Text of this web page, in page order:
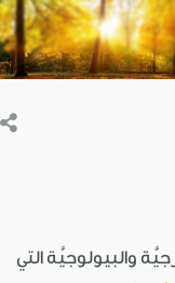
والبيولوجيَّة التي